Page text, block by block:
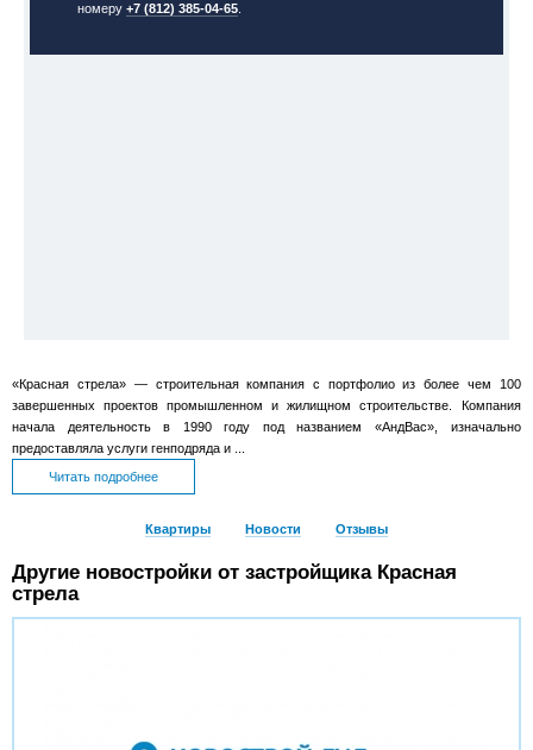
номеру+7 (812) 385-04-65
«Красная стрела» — строительная компания с портфолио из более чем 100
завершенных проектов промышленном и жилищном строительстве. Компания
начала деятельность в 1990 году под названием «АндВас», изначально
предоставляла услуги генподряда и ...
Читать подробнее
Квартиры Новости Отзывы
Другие новостройки от застройщика Красная
стрела